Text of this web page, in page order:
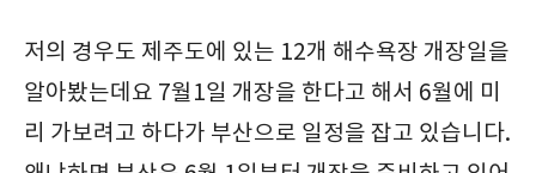
저의 경우도 제주도에 있는 12개 해수욕장 개장일을
알아봤는데요 7월1일 개장을 한다고 해서 6월에 미
리 가보려고 하다가 부산으로 일정을 잡고 있습니다.